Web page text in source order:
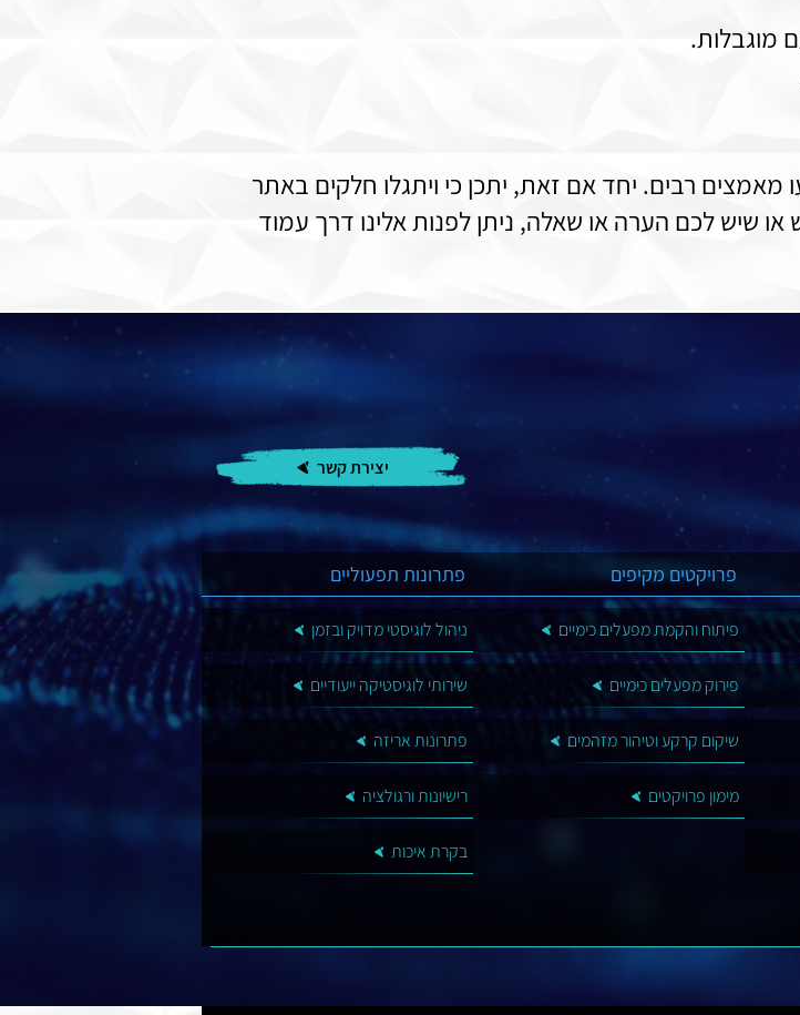
מוגבלות.
רבים. יחד אם זאת, יתכן כי ויתגלו חלקים באתר
שיש לכם הערה או שאלה, ניתן לפנות אלינו דרך עמוד
יצירת קשר
פתרונות תפעוליים
ניהול לוגיסטי מדויק ובזמן
שירותי לוגיסטיקה ייעודיים
פתרונות אריזה
רישיונות ורגולציה
בקרת איכות
פרויקטים מקיפים
פיתוח והקמת מפעלים כימיים
פירוק מפעלים כימיים
שיקום קרקע וטיהור מזהמים
מימון פרויקטים